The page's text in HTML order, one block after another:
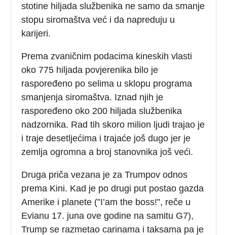
stotine hiljada službenika ne samo da smanje
stopu siromaštva već i da napreduju u
karijeri.
Prema zvaničnim podacima kineskih vlasti
oko 775 hiljada povjerenika bilo je
raspoređeno po selima u sklopu programa
smanjenja siromaštva. Iznad njih je
raspoređeno oko 200 hiljada službenika
nadzornika. Rad tih skoro milion ljudi trajao je
i traje desetljećima i trajaće još dugo jer je
zemlja ogromna a broj stanovnika još veći.
Druga priča vezana je za Trumpov odnos
prema Kini. Kad je po drugi put postao gazda
Amerike i planete (”I’am the boss!”, reče u
Evianu 17. juna ove godine na samitu G7),
Trump se razmetao carinama i taksama pa je